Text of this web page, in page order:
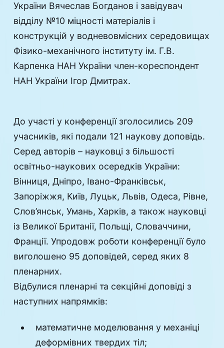
України Вячеслав Богданов і завідувач
відділу №10 міцності матеріалів і
конструкцій у водневовмісних середовищах
Фізико-механічного інституту ім. Г.В.
Карпенка НАН України член-кореспондент
НАН України Ігор Дмитрах.
До участі у конференції зголосились 209
учасників, які подали 121 наукову доповідь.
Серед авторів – науковці з більшості
освітньо-наукових осередків України:
Вінниця, Дніпро, Івано-Франківськ,
Запоріжжя, Київ, Луцьк, Львів, Одеса, Рівне,
Слов’янськ, Умань, Харків, а також науковці
із Великої Британії, Польщі, Словаччини,
Франції. Упродовж роботи конференції було
виголошено 95 доповідей, серед яких 8
пленарних.
Відбулися пленарні та секційні доповіді з
наступних напрямків:
математичне моделювання у механіці
деформівних твердих тіл;